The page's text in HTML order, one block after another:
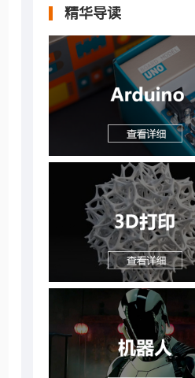
精华导读